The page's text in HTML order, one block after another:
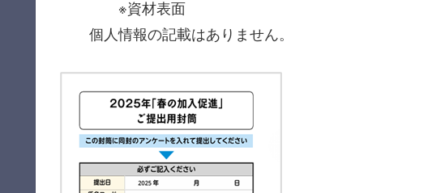
※資材表面
個人情報の記載はありません。